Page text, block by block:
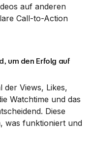
auf anderen
Call-to-Action
um den Erfolg auf
der Views, Likes,
Watchtime und das
Diese
was funktioniert und